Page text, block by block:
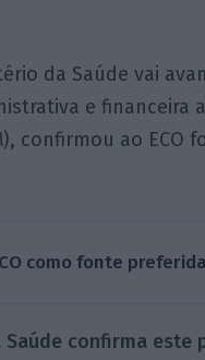
da Saúde vai
e financeira
confirmou ao ECO
como fonte
Saúde confirma